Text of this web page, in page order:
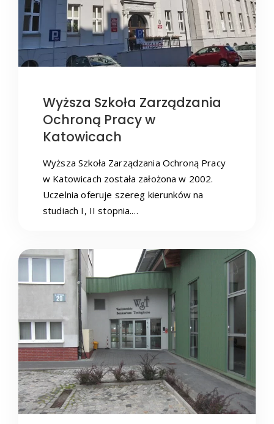
Wyższa Szkoła Zarządzania
Ochroną Pracy w
Katowicach
Wyższa Szkoła Zarządzania Ochroną Pracy
w Katowicach została założona w 2002.
Uczelnia oferuje szereg kierunków na
studiach I, II stopnia.…